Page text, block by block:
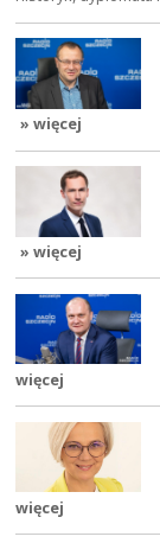
» więcej
» więcej
więcej
więcej